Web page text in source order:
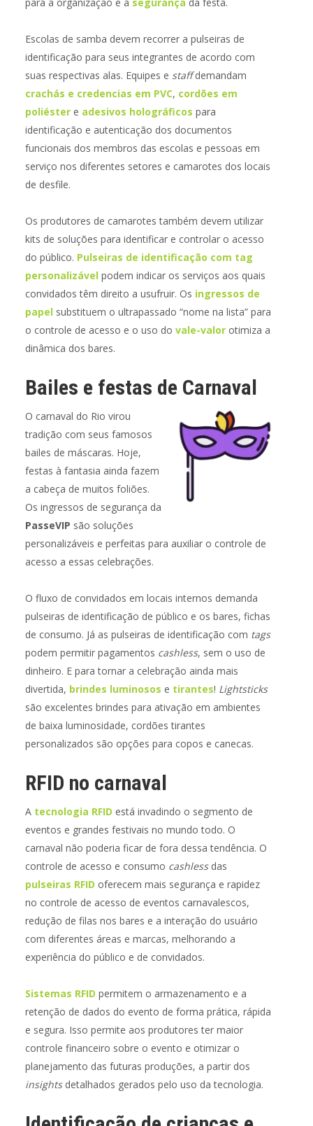
Escolas de samba devem recorrer a pulseiras de
identificação para seus integrantes de acordo com
suas respectivas alas. Equipes e staffdemandam
crachás e credencias em PVC, cordões em
poliéstere adesivos holográficos para
identificação e autenticação dos documentos
funcionais dos membros das escolas e pessoas em
serviço nos diferentes setores e camarotes dos locais
de desfile.
Os produtores de camarotes também devem utilizar
kits de soluções para identificar e controlar o acesso
do público. Pulseiras de identificação com tag
personalizávelpodem indicar os serviços aos quais
convidados têm direito a usufruir. Os ingressos de
papelsubstituem o ultrapassado “nome na lista” para
o controle de acesso e o uso do vale-valorotimiza a
dinâmica dos bares.
Bailes e festas de Carnaval
O carnaval do Rio virou
tradição com seus famosos
bailes de máscaras. Hoje,
festas à fantasia ainda fazem
a cabeça de muitos foliões.
Os ingressos de segurança da
PasseVIP são soluções
personalizáveis e perfeitas para auxiliar o controle de
acesso a essas celebrações.
O fluxo de convidados em locais internos demanda
pulseiras de identificação de público e os bares, fichas
de consumo. Já as pulseiras de identificação com tags
podem permitir pagamentos cashless, sem o uso de
dinheiro. E para tornar a celebração ainda mais
divertida, brindes luminosos e tirantes! Lightsticks
são excelentes brindes para ativação em ambientes
de baixa luminosidade, cordões tirantes
personalizados são opções para copos e canecas.
RFID no carnaval
A tecnologia RFID está invadindo o segmento de
eventos e grandes festivais no mundo todo. O
carnaval não poderia ficar de fora dessa tendência. O
controle de acesso e consumo cashlessdas
pulseiras RFID oferecem mais segurança e rapidez
no controle de acesso de eventos carnavalescos,
redução de filas nos bares e a interação do usuário
com diferentes áreas e marcas, melhorando a
experiência do público e de convidados.
Sistemas RFID permitem o armazenamento e a
retenção de dados do evento de forma prática, rápida
e segura. Isso permite aos produtores ter maior
controle financeiro sobre o evento e otimizar o
planejamento das futuras produções, a partir dos
insightsdetalhados gerados pelo uso da tecnologia.